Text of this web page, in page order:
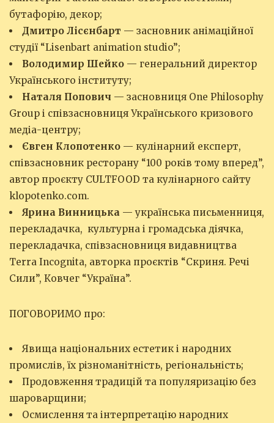
бутафорію, декор;
Дмитро Лісєнбарт — засновник анімаційної
студії “Lisenbart animation studio”;
Володимир Шейко — генеральний директор
Українського інституту;
Наталя Попович — засновниця One Philosophy
Group і співзасновниця Українського кризового
медіа-центру;
Євген Клопотенко — кулінарний експерт,
співзасновник ресторану “100 років тому вперед”,
автор проєкту CULTFOOD та кулінарного сайту
klopotenko.com.
Ярина Винницька — українська письменниця,
перекладачка, культурна і громадська діячка,
перекладачка, співзасновниця видавництва
Terra Incognita, авторка проєктів “Скриня. Речі
Сили”, Ковчег “Україна”.
ПОГОВОРИМО про:
‌Явища національних естетик і народних
промислів, їх різноманітність, регіональність;
Продовження традицій та популяризацію без
шароварщини;
Осмислення та інтерпретацію народних